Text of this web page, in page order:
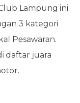
Lampung ini
3 kategori
Pesawaran.
daftar juara